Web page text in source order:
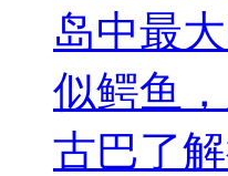
岛中最
似鳄鱼
古巴了